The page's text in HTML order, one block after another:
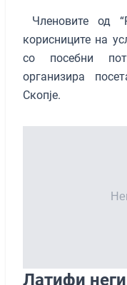
Членовите од
корисниците на
со посебни
организира
Скопје.
Латифи